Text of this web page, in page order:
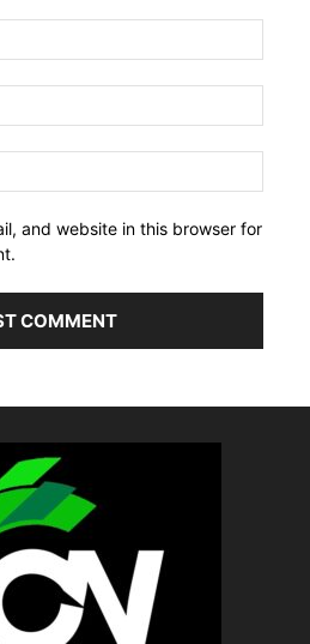
and website in this browser for